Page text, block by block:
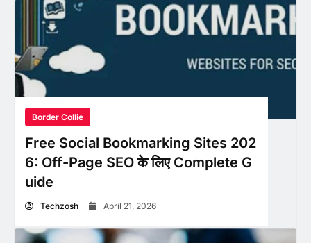
Border Collie
Free Social Bookmarking Sites 202
6: Off-Page SEO के लिए Complete G
uide
Techzosh April 21, 2026